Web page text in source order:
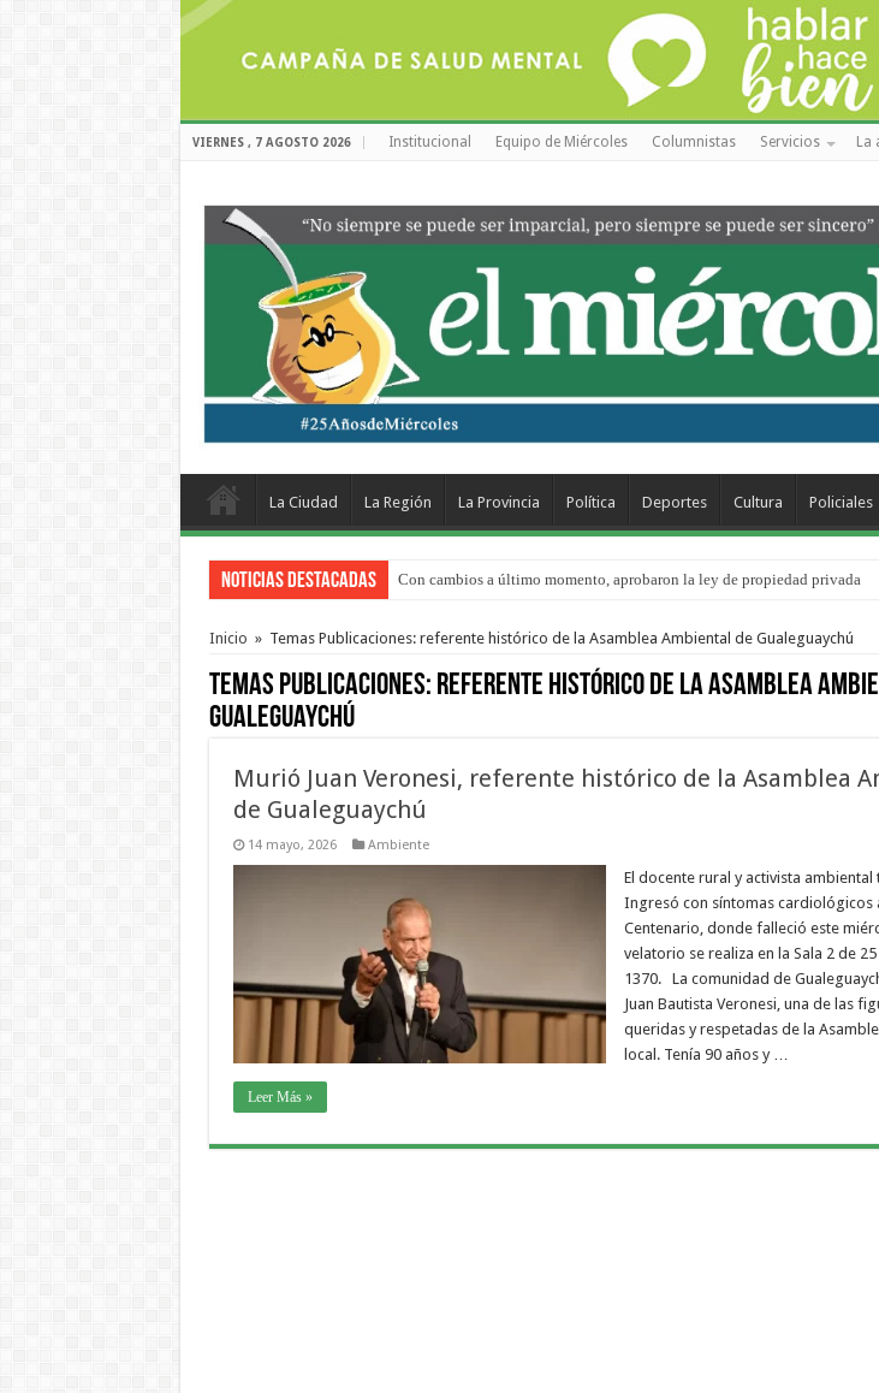
VIERNES , 7 AGOSTO 2026 Institucional Equipo de Miércoles Columnistas Servicios La
La Ciudad La Región La Provincia Política Deportes Cultura Policiales
Noticias Destacadas Con cambios a último momento, aprobaron la ley de propiedad privada
Inicio » Temas Publicaciones: referente histórico de la Asamblea Ambiental de Gualeguaychú
Temas Publicaciones: referente histórico de la Asamblea
Gualeguaychú
Murió Juan Veronesi, referente histórico de la Asamblea
de Gualeguaychú
14 mayo, 2026 Ambiente
El docente rural y activista ambiental
Ingresó con síntomas cardiológicos
Centenario, donde falleció este
velatorio se realiza en la Sala 2 de
1370. La comunidad de
Juan Bautista Veronesi, una de las
queridas y respetadas de la
local. Tenía 90 años y …
Leer Más »